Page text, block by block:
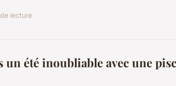
lecture
un été inoubliable avec une